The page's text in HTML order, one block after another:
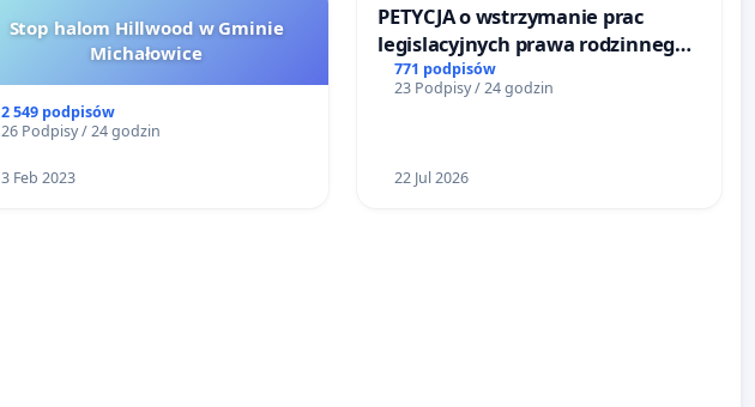
Stop halom Hillwood w Gminie
Michałowice
2 549 podpisów
26 Podpisy / 24 godzin
3 Feb 2023
PETYCJA o wstrzymanie prac
legislacyjnych prawa rodzinnego
narażających ofiary przemocy
771 podpisów
23 Podpisy / 24 godzin
22 Jul 2026